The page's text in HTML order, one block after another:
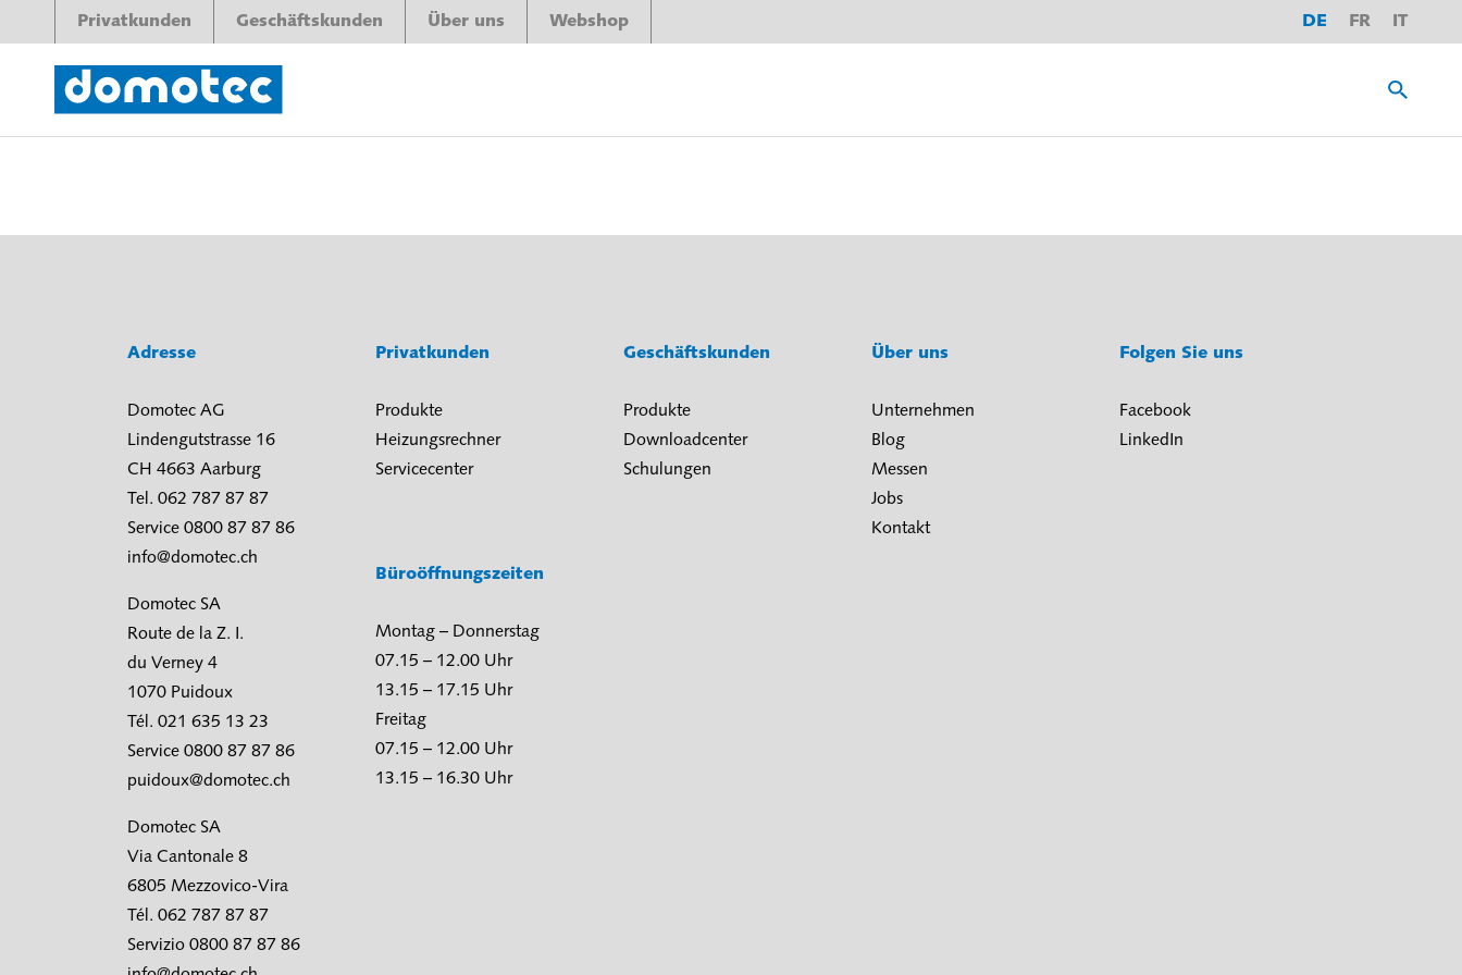
Privatkunden Geschäftskunden Über uns Webshop DE FR IT
Adresse
Domotec AG
Lindengutstrasse 16
CH 4663 Aarburg
Tel. 062 787 87 87
Service 0800 87 87 86
info@domotec.ch
Domotec SA
Route de la Z. I.
du Verney 4
1070 Puidoux
Tél. 021 635 13 23
Service 0800 87 87 86
puidoux@domotec.ch
Domotec SA
Via Cantonale 8
6805 Mezzovico-Vira
Tél. 062 787 87 87
Servizio 0800 87 87 86
Privatkunden
Produkte
Heizungsrechner
Servicecenter
Büroöffnungszeiten
Montag – Donnerstag
07.15 – 12.00 Uhr
13.15 – 17.15 Uhr
Freitag
07.15 – 12.00 Uhr
13.15 – 16.30 Uhr
Geschäftskunden
Produkte
Downloadcenter
Schulungen
Über uns
Unternehmen
Blog
Messen
Jobs
Kontakt
Folgen Sie uns
Facebook
LinkedIn